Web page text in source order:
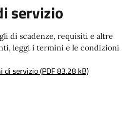
servizio
di scadenze, requisiti e altre
leggi i termini e le condizioni
di servizio (PDF 83.28 kB)